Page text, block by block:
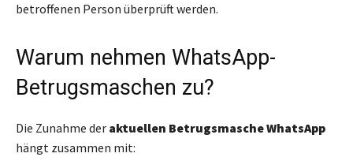
betroffenen Person überprüft werden.
Warum nehmen WhatsApp-
Betrugsmaschen zu?
Die Zunahme der aktuellen Betrugsmasche WhatsApp
hängt zusammen mit: